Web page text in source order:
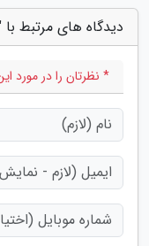
دیدگاه های مرتبط با
* نظرتان را در مورد